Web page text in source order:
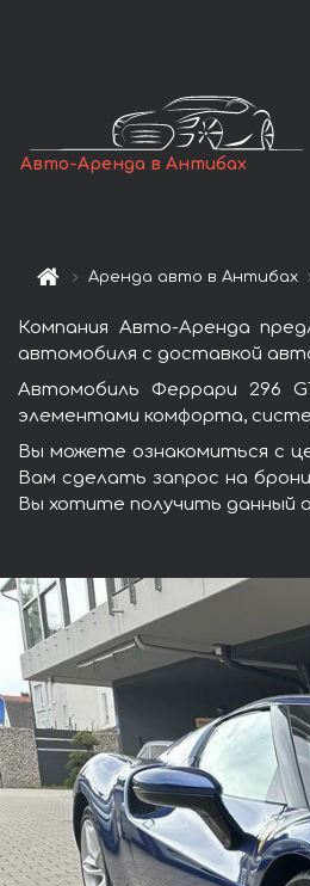
Авто-Аренда в Антибах
Аренда авто в Антибах
Компания Авто-Аренда
автомобиля с доставкой
Автомобиль Феррари 296
элементами комфорта,
Вы можете ознакомиться с
Вам сделать запрос на
Вы хотите получить данный